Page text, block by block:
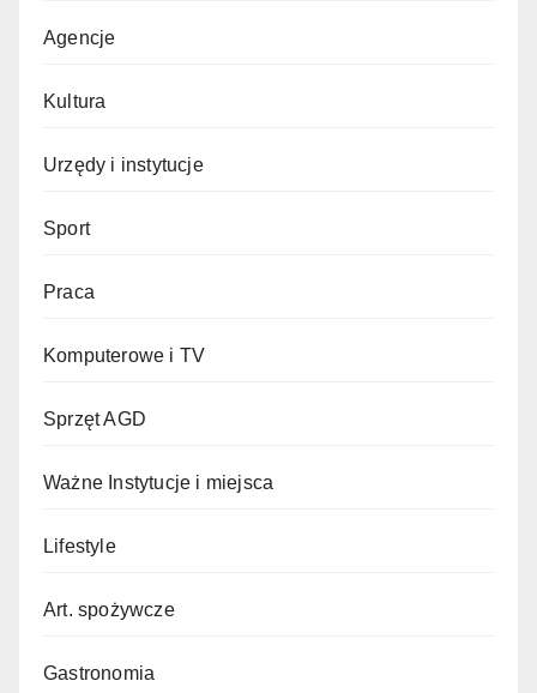
Agencje
Kultura
Urzędy i instytucje
Sport
Praca
Komputerowe i TV
Sprzęt AGD
Ważne Instytucje i miejsca
Lifestyle
Art. spożywcze
Gastronomia